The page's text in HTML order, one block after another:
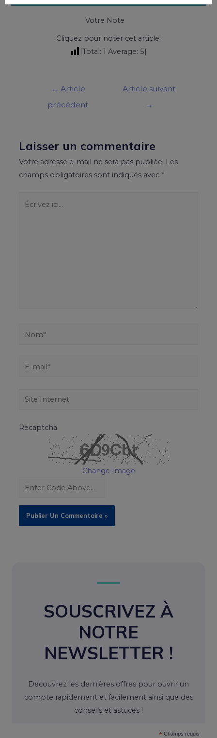
Votre Note
Cliquez pour noter cet article!
[Total: 1 Average: 5]
← Article
précédent
Article suivant
→
Laisser un commentaire
Votre adresse e-mail ne sera pas publiée. Les
champs obligatoires sont indiqués avec *
Recaptcha
Change Image
SOUSCRIVEZ À
NOTRE
NEWSLETTER !
Découvrez les dernières offres pour ouvrir un
compte rapidement et facilement ainsi que des
conseils et astuces !
* Champs requis